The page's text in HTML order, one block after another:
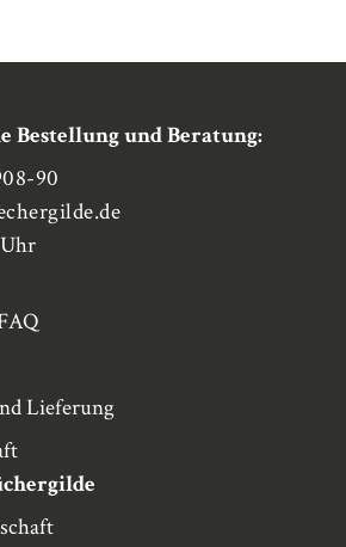
Bestellung und Beratung:
90
Lieferung